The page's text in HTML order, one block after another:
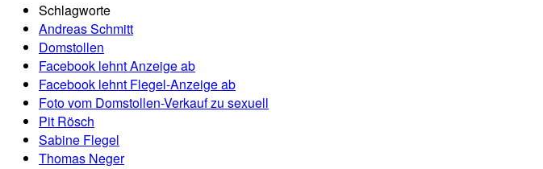
Schlagworte
Andreas Schmitt
Domstollen
Facebook lehnt Anzeige ab
Facebook lehnt Flegel-Anzeige ab
Foto vom Domstollen-Verkauf zu sexuell
Pit Rösch
Sabine Flegel
Thomas Neger